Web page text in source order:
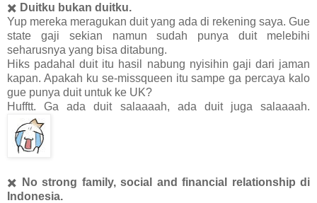
✖️ Duitku bukan duitku.
Yup mereka meragukan duit yang ada di rekening saya. Gue
state gaji sekian namun sudah punya duit melebihi
seharusnya yang bisa ditabung.
Hiks padahal duit itu hasil nabung nyisihin gaji dari jaman
kapan. Apakah ku se-missqueen itu sampe ga percaya kalo
gue punya duit untuk ke UK?
Hufftt. Ga ada duit salaaaah, ada duit juga salaaaah.
✖️
No strong family, social and financial relationship di
Indonesia.